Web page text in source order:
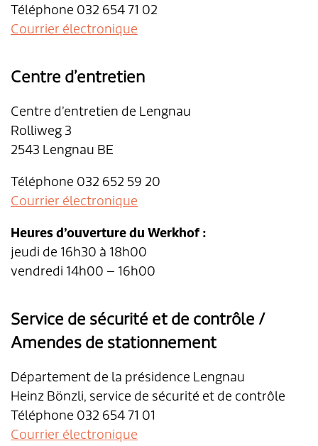
Téléphone 032 654 71 02
Courrier électronique
Centre d’entretien
Centre d’entretien de Lengnau
Rolliweg 3
2543 Lengnau BE
Téléphone 032 652 59 20
Courrier électronique
Heures d’ouverture du Werkhof :
jeudi de 16h30 à 18h00
vendredi 14h00 – 16h00
Service de sécurité et de contrôle /
Amendes de stationnement
Département de la présidence Lengnau
Heinz Bönzli, service de sécurité et de contrôle
Téléphone 032 654 71 01
Courrier électronique